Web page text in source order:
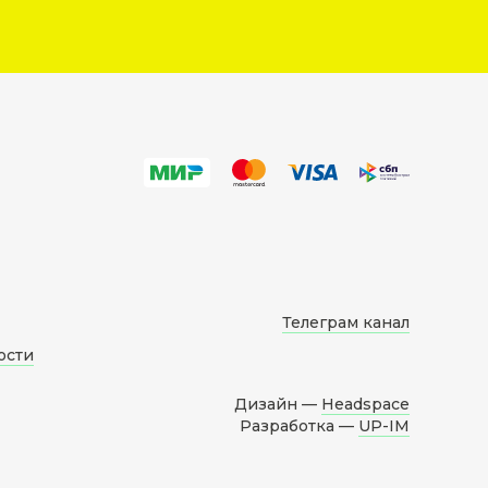
Телеграм канал
Дизайн — Headspace
Разработка — UP-IM